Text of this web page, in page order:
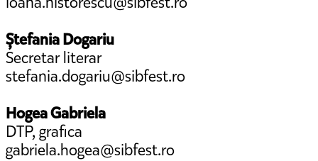
Ștefania Dogariu
Secretar literar
stefania.dogariu@sibfest.ro
Hogea Gabriela
DTP, grafica
gabriela.hogea@sibfest.ro